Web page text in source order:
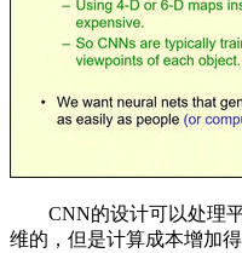
CNN的设计可以处理平
维的，但是计算成本增加